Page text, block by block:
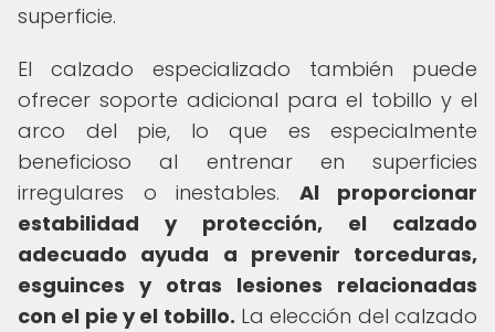
superficie.
El calzado especializado también puede
ofrecer soporte adicional para el tobillo y el
arco del pie, lo que es especialmente
beneficioso al entrenar en superficies
irregulares o inestables. Al proporcionar
estabilidad y protección, el calzado
adecuado ayuda a prevenir torceduras,
esguinces y otras lesiones relacionadas
con el pie y el tobillo. La elección del calzado